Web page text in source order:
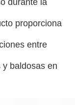
durante la
proporciona
entre
y baldosas en